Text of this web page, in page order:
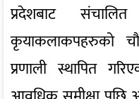
प्रदेशबाट
कृयाकलाकपहरुको
प्रणाली स्थापित